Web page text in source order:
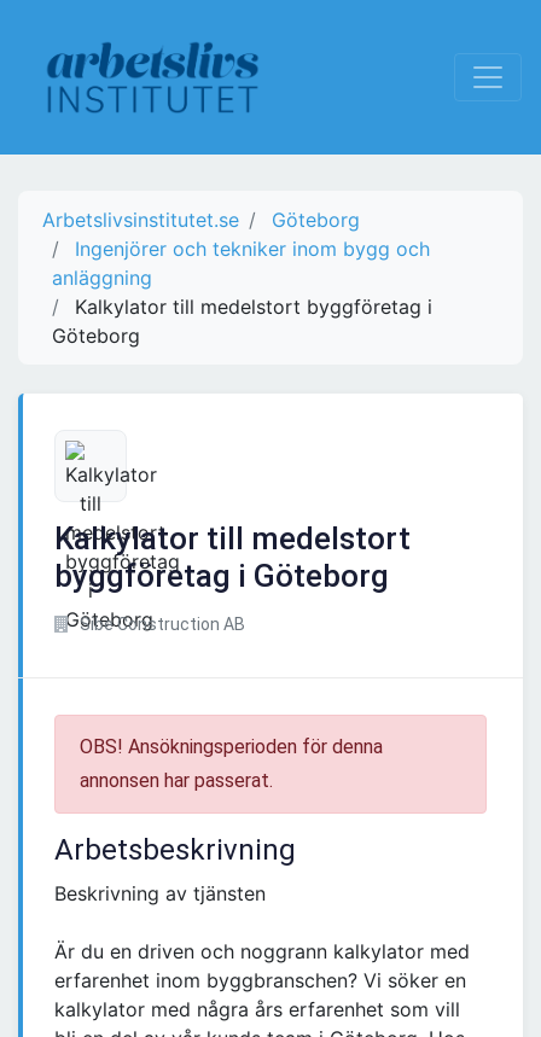
Arbetslivsinstitutet.se
Göteborg
Ingenjörer och tekniker inom bygg och
anläggning
Kalkylator till medelstort byggföretag i
Göteborg
Kalkylator till medelstort
byggföretag i Göteborg
Sibe Construction AB
OBS! Ansökningsperioden för denna
annonsen har passerat.
Arbetsbeskrivning
Beskrivning av tjänsten
Är du en driven och noggrann kalkylator med
erfarenhet inom byggbranschen? Vi söker en
kalkylator med några års erfarenhet som vill